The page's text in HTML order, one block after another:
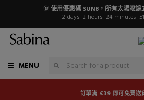
🌞 使用優惠碼 SUN8，所有太陽眼
2 days 2 hours 24 minutes 51
MENU
訂單滿 €39 即可免費送